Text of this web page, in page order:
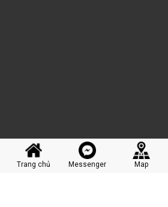
Trang chủ Messenger Map